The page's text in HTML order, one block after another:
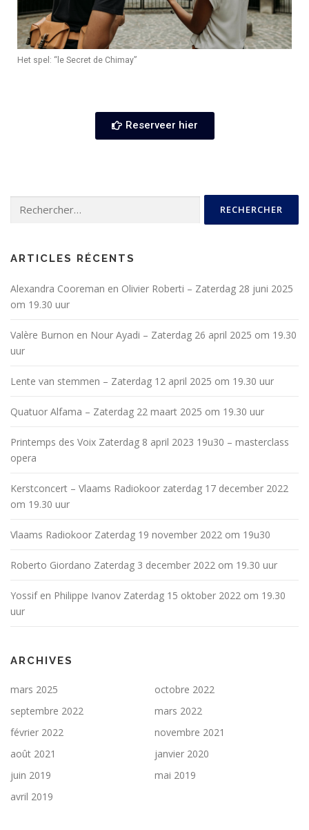
Het spel: “le Secret de Chimay”
Reserveer hier
ARTICLES RÉCENTS
Alexandra Cooreman en Olivier Roberti – Zaterdag 28 juni 2025
om 19.30 uur
Valère Burnon en Nour Ayadi – Zaterdag 26 april 2025 om 19.30
uur
Lente van stemmen – Zaterdag 12 april 2025 om 19.30 uur
Quatuor Alfama – Zaterdag 22 maart 2025 om 19.30 uur
Printemps des Voix Zaterdag 8 april 2023 19u30 – masterclass
opera
Kerstconcert – Vlaams Radiokoor zaterdag 17 december 2022
om 19.30 uur
Vlaams Radiokoor Zaterdag 19 november 2022 om 19u30
Roberto Giordano Zaterdag 3 december 2022 om 19.30 uur
Yossif en Philippe Ivanov Zaterdag 15 oktober 2022 om 19.30
uur
ARCHIVES
mars 2025
octobre 2022
septembre 2022
mars 2022
février 2022
novembre 2021
août 2021
janvier 2020
juin 2019
mai 2019
avril 2019